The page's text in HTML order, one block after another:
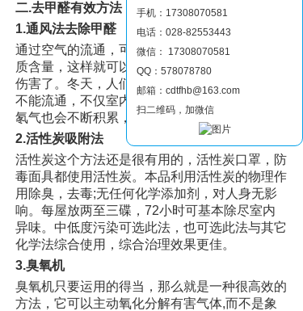
二.去甲醛有效方法
1.通风法去除甲醛
通过空气的流通，可以降低室内空气中的有毒物
质含量，这样就可以减少这类物质对人体带来的
伤害了。冬天，人们常常紧闭门窗，室内外空气
不能流通，不仅室内空气中甲醛的含量会增加，
氡气也会不断积累，甚至达到很高的浓度。
2.活性炭吸附法
活性炭这个方法还是很有用的，活性炭口罩，防
毒面具都使用活性炭。本品利用活性炭的物理作
用除臭，去毒;无任何化学添加剂，对人身无影
响。每屋放两至三碟，72小时可基本除尽室内
异味。中低度污染可选此法，也可选此法与其它
化学法综合使用，综合治理效果更佳。
3.臭氧机
臭氧机只要运用的得当，那么就是一种很高效的
方法，它可以主动氧化分解有害气体,而不是象
手机：17308070581
电话：028-82553443
微信： 17308070581
QQ：578078780
邮箱：cdtfhb@163.com
扫二维码，加微信